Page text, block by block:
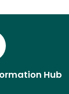
Hub